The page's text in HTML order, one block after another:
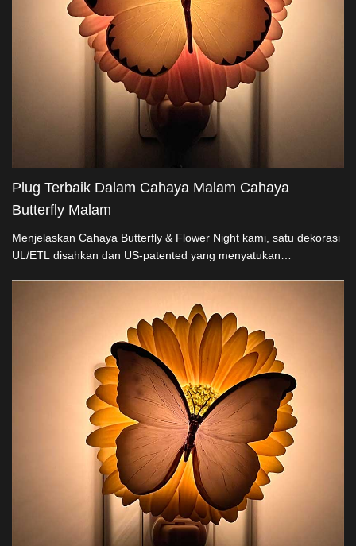
Plug Terbaik Dalam Cahaya Malam Cahaya
Butterfly Malam
Menjelaskan Cahaya Butterfly & Flower Night kami, satu dekorasi
UL/ETL disahkan dan US-patented yang menyatukan
mana ruang, memastikan penyayang dan keselamatan terus
menerus. Ideal untuk penjual besar dekor, kami menawarkan
harga penghasilan langsung dan penyesuaian.